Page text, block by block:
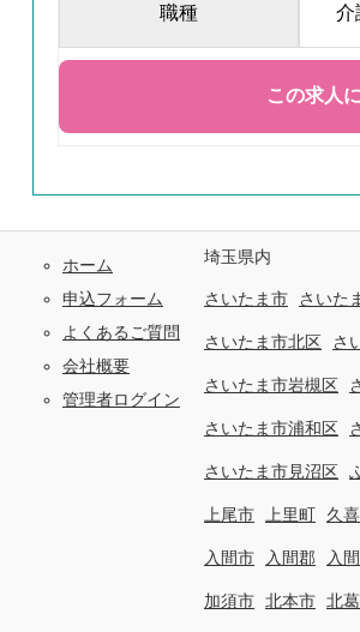
職種 介
ホーム
申込フォーム
よくあるご質問
会社概要
管理者ログイン
埼玉県内
さいたま市 さいた
さいたま市北区 さ
さいたま市岩槻区
さいたま市浦和区
さいたま市見沼区
上尾市 上里町 久
入間市 入間郡 入
加須市 北本市 北